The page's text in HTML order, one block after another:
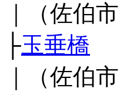
｜（佐伯
├玉垂橋
｜（佐伯